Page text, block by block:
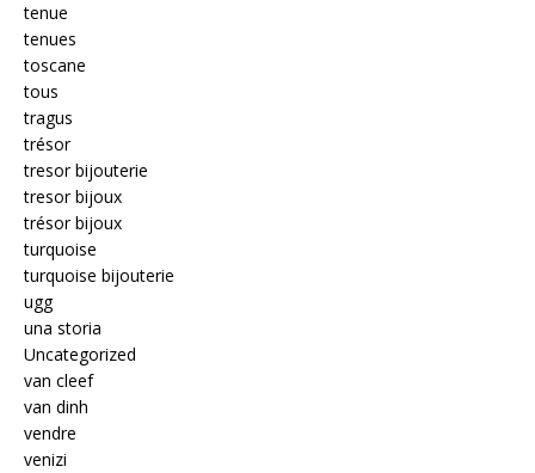
tenue
tenues
toscane
tous
tragus
trésor
tresor bijouterie
tresor bijoux
trésor bijoux
turquoise
turquoise bijouterie
ugg
una storia
Uncategorized
van cleef
van dinh
vendre
venizi